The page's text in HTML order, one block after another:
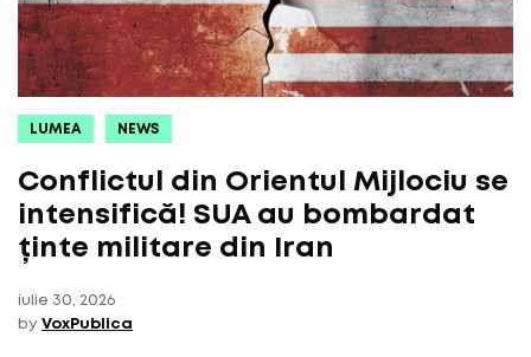
LUMEA NEWS
Conflictul din Orientul Mijlociu se
intensifică! SUA au bombardat
ținte militare din Iran
iulie 30, 2026
by VoxPublica